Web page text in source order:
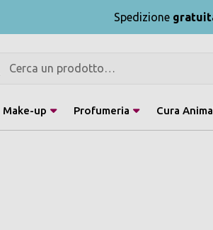
Spedizione
Make-up Profumeria Cura